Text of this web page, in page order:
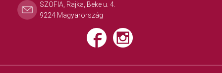
SZOFIA, Rajka, Beke u. 4.
9224 Magyarország